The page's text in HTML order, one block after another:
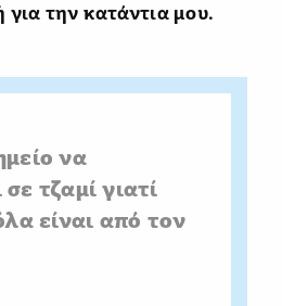
την κατάντια μου.
να
τζαμί γιατί
είναι από τον